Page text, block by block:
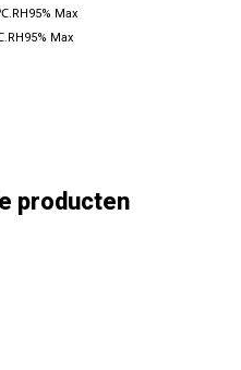
Max
Max
producten